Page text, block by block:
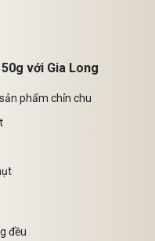
với Gia Long
phẩm chỉn chu
đều